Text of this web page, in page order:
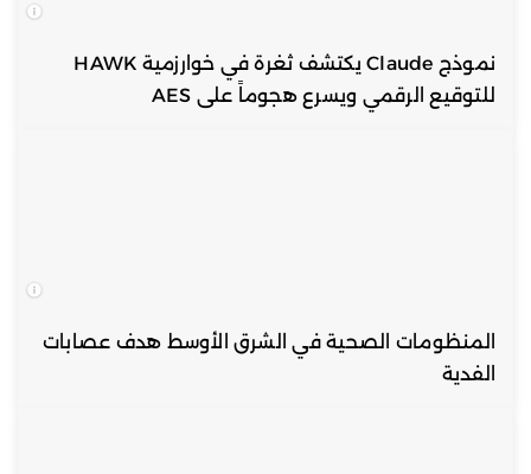
نموذج Claude يكتشف ثغرة في خوارزمية HAWK
للتوقيع الرقمي ويسرع هجوماً على AES
المنظومات الصحية في الشرق الأوسط هدف عصابات
الفدية